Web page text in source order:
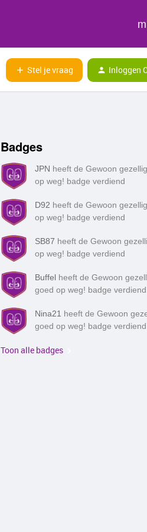
Stel je vraag Inloggen
Badges
JPN heeft de Gewoon
op weg! badge verdiend
D92 heeft de Gewoon
op weg! badge verdiend
SB87 heeft de Gewoon
op weg! badge verdiend
Buffel heeft de Gewoon
goed op weg! badge verdiend
Nina21 heeft de Gewoon
goed op weg! badge verdiend
Toon alle badges